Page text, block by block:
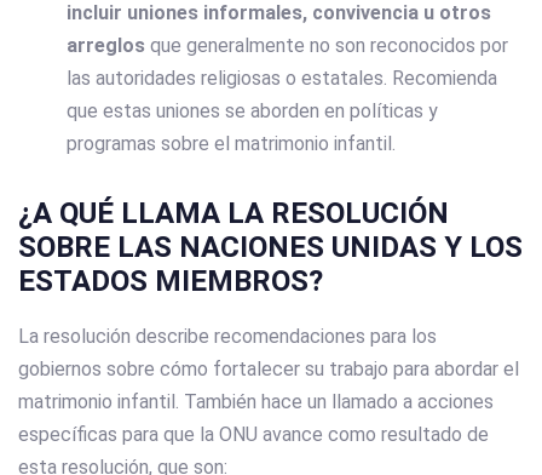
incluir uniones informales, convivencia u otros
arreglos que generalmente no son reconocidos por
las autoridades religiosas o estatales. Recomienda
que estas uniones se aborden en políticas y
programas sobre el matrimonio infantil.
¿A QUÉ LLAMA LA RESOLUCIÓN
SOBRE LAS NACIONES UNIDAS Y LOS
ESTADOS MIEMBROS?
La resolución describe recomendaciones para los
gobiernos sobre cómo fortalecer su trabajo para abordar el
matrimonio infantil. También hace un llamado a acciones
específicas para que la ONU avance como resultado de
esta resolución, que son: